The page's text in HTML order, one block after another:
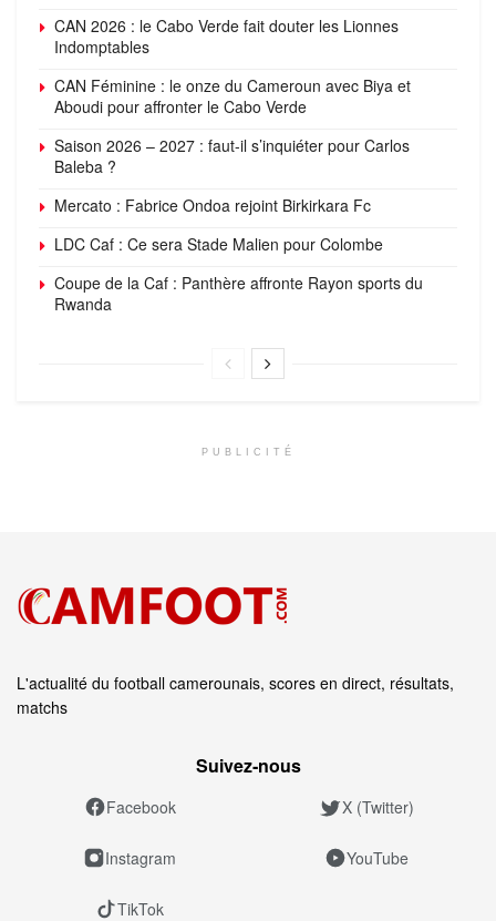
CAN 2026 : le Cabo Verde fait douter les Lionnes
Indomptables
CAN Féminine : le onze du Cameroun avec Biya et
Aboudi pour affronter le Cabo Verde
Saison 2026 – 2027 : faut-il s’inquiéter pour Carlos
Baleba ?
Mercato : Fabrice Ondoa rejoint Birkirkara Fc
LDC Caf : Ce sera Stade Malien pour Colombe
Coupe de la Caf : Panthère affronte Rayon sports du
Rwanda
PUBLICITÉ
L'actualité du football camerounais, scores en direct, résultats,
matchs
Suivez‑nous
Facebook X (Twitter)
Instagram YouTube
TikTok